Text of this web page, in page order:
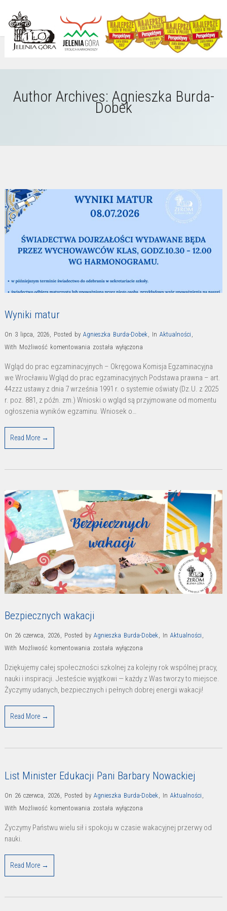
Author Archives: Agnieszka Burda-
Dobek
Wyniki matur
On 3 lipca, 2026 Posted by Agnieszka Burda-Dobek In Aktualności
With Możliwość komentowania Wyniki
została wyłączona
Wgląd do prac egzaminacyjnych – Okręgowa Komisja Egzaminacyjna
we Wrocławiu Wgląd do prac egzaminacyjnych Podstawa prawna – art.
44zzz ustawy z dnia 7 września 1991 r. o systemie oświaty (Dz.U. z 2025
r. poz. 881, z późn. zm.) Wnioski o wgląd są przyjmowane od momentu
ogłoszenia wyników egzaminu. Wniosek o…
Read More →
Bezpiecznych wakacji
On 26 czerwca, 2026 Posted by Agnieszka Burda-Dobek In Aktualności
With Możliwość komentowania Bezpiecznych
została wyłączona
Dziękujemy całej społeczności szkolnej za kolejny rok wspólnej pracy,
nauki i inspiracji. Jesteście wyjątkowi — każdy z Was tworzy to miejsce.
Życzymy udanych, bezpiecznych i pełnych dobrej energii wakacji!
Read More →
List Minister Edukacji Pani Barbary Nowackiej
On 26 czerwca, 2026 Posted by Agnieszka Burda-Dobek In Aktualności
With Możliwość komentowania List
Edukacji
została wyłączona
Życzymy Państwu wielu sił i spokoju w czasie wakacyjnej przerwy od
nauki.
Read More →